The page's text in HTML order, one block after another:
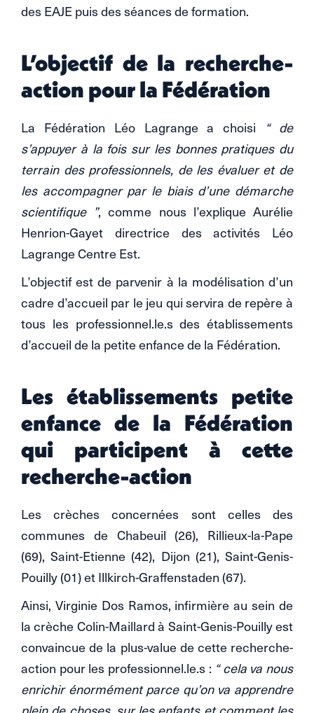
des EAJE puis des séances de formation.
L’objectif de la recherche-
action pour la Fédération
La Fédération Léo Lagrange a choisi
“ de
s’appuyer à la fois sur les bonnes pratiques du
terrain des professionnels, de les évaluer et de
les accompagner par le biais d’une démarche
scientifique ”, comme nous l’explique Aurélie
Henrion-Gayet directrice des activités Léo
Lagrange Centre Est.
L’objectif est de parvenir à la modélisation d’un
cadre d’accueil par le jeu qui servira de repère à
tous les professionnel.le.s des établissements
d’accueil de la petite enfance de la Fédération.
Les établissements petite
enfance de la Fédération
qui participent à cette
recherche-action
Les crèches concernées sont celles des
communes de Chabeuil (26), Rillieux-la-Pape
(69), Saint-Etienne (42), Dijon (21), Saint-Genis-
Pouilly (01) et Illkirch-Graffenstaden (67).
Ainsi, Virginie Dos Ramos, infirmière au sein de
la crèche Colin-Maillard à Saint-Genis-Pouilly est
convaincue de la plus-value de cette recherche-
action pour les professionnel.le.s : “ cela va nous
enrichir énormément parce qu’on va apprendre